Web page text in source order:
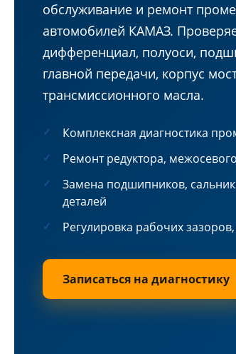
обслуживание и ремонт
автомобилей КАМАЗ.
дифференциал, полуоси,
главной передачи, корпус
трансмиссионного масла.
Комплексная диагностика
Ремонт редуктора,
Замена подшипников,
деталей
Регулировка рабочих
Записаться на диагностику